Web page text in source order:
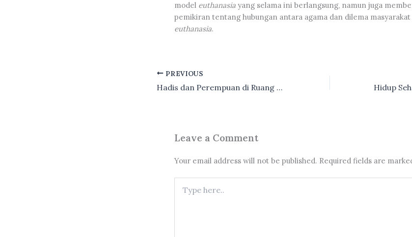
model euthanasia yang selama ini berlangsung, namun juga
pemikiran tentang hubungan antara agama dan dilema masyarakat
euthanasia.
PREVIOUS
Hadis dan Perempuan di Ruang Publik
Leave a Comment
Your email address will not be published. Required fields are
here..